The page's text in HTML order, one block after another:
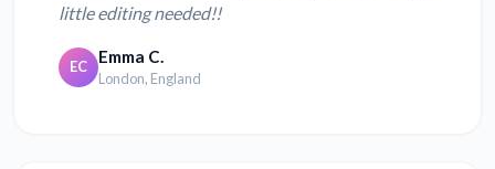
little editing needed!!
EC Emma C.
London, England